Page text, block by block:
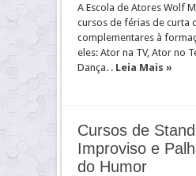
A Escola de Atores Wolf
cursos de férias de curta
complementares à
eles: Ator na TV, Ator no
Dança. . Leia Mais »
Cursos de
Improviso e
do Humor